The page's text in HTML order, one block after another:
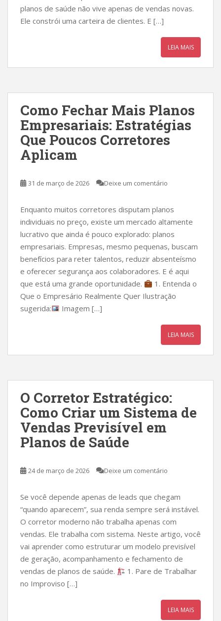
planos de saúde não vive apenas de vendas novas.
Ele constrói uma carteira de clientes. E […]
LEIA MAIS
Como Fechar Mais Planos
Empresariais: Estratégias
Que Poucos Corretores
Aplicam
31 de março de 2026 Deixe um comentário
Enquanto muitos corretores disputam planos
individuais no preço, existe um mercado altamente
lucrativo que ainda é pouco explorado: planos
empresariais. Empresas, mesmo pequenas, buscam
benefícios para reter talentos, reduzir absenteísmo
e oferecer segurança aos colaboradores. E é aqui
que está uma grande oportunidade.
1. Entenda o
Que o Empresário Realmente Quer Ilustração
sugerida:
Imagem […]
LEIA MAIS
O Corretor Estratégico:
Como Criar um Sistema de
Vendas Previsível em
Planos de Saúde
24 de março de 2026 Deixe um comentário
Se você depende apenas de leads que chegam
“quando aparecem”, sua renda sempre será instável.
O corretor moderno não trabalha apenas com
vendas. Ele trabalha com sistema. Neste artigo, você
vai aprender como estruturar um modelo previsível
de geração, acompanhamento e fechamento de
vendas de planos de saúde.
1. Pare de Trabalhar
no Improviso […]
LEIA MAIS